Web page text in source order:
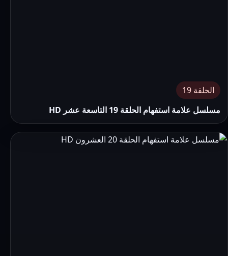
الحلقة 19
مسلسل علامة استفهام الحلقة 19 التاسعة عشر HD